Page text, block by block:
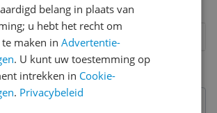
dit product?
7
6
4
Vraag 1 van 4
belang in plaats van
u hebt het recht om
te maken inAdvertentie-
. U kunt uw toestemming op
intrekken in Cookie-
. Privacybeleid